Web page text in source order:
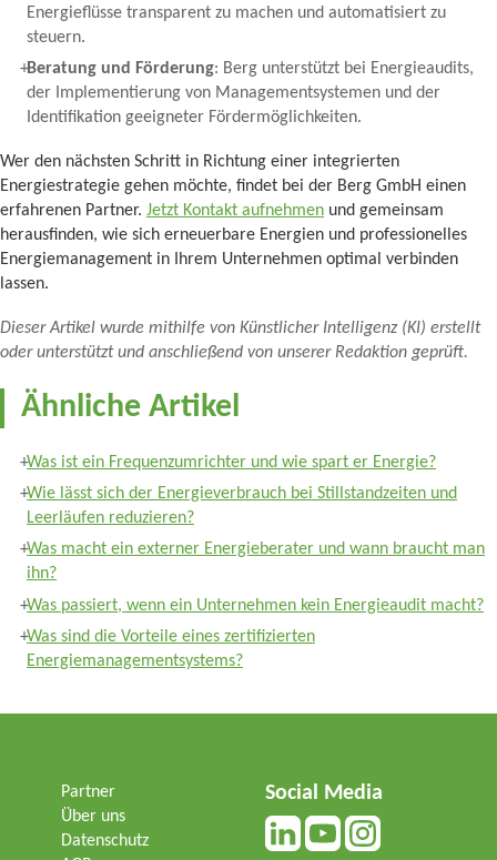
Energieflüsse transparent zu machen und automatisiert zu
steuern.
Beratung und Förderung: Berg unterstützt bei Energieaudits,
der Implementierung von Managementsystemen und der
Identifikation geeigneter Fördermöglichkeiten.
Wer den nächsten Schritt in Richtung einer integrierten
Energiestrategie gehen möchte, findet bei der Berg GmbH einen
erfahrenen Partner. Jetzt Kontakt aufnehmen und gemeinsam
herausfinden, wie sich erneuerbare Energien und professionelles
Energiemanagement in Ihrem Unternehmen optimal verbinden
lassen.
Dieser Artikel wurde mithilfe von Künstlicher Intelligenz (KI) erstellt
oder unterstützt und anschließend von unserer Redaktion geprüft.
Ähnliche Artikel
Was ist ein Frequenzumrichter und wie spart er Energie?
Wie lässt sich der Energieverbrauch bei Stillstandzeiten und
Leerläufen reduzieren?
Was macht ein externer Energieberater und wann braucht man
ihn?
Was passiert, wenn ein Unternehmen kein Energieaudit macht?
Was sind die Vorteile eines zertifizierten
Energiemanagementsystems?
Partner
Über uns
Datenschutz
Social Media